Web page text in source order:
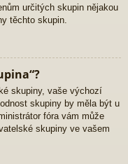
určitých skupin nějakou
těchto skupin.
skupiny, vaše výchozí
skupiny by měla být u
fóra vám může
skupiny ve vašem